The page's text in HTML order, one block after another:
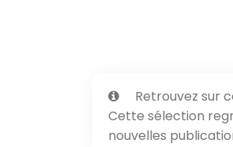
Retrouvez sur
Cette sélection
nouvelles